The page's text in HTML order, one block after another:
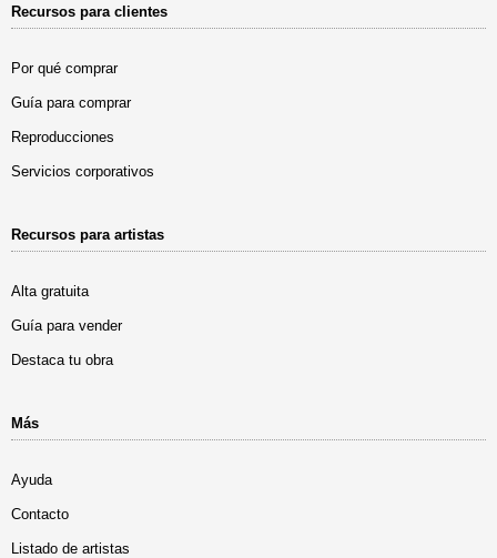
Recursos para clientes
Por qué comprar
Guía para comprar
Reproducciones
Servicios corporativos
Recursos para artistas
Alta gratuita
Guía para vender
Destaca tu obra
Más
Ayuda
Contacto
Listado de artistas